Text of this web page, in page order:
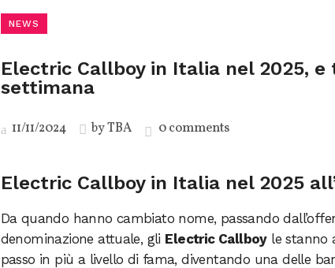
NEWS
Electric Callboy in Italia nel 2025,
settimana
11/11/2024 byTBA 0 comments
Electric Callboy in Italia nel 2025
Da quando hanno cambiato nome, passando
denominazione attuale, gli Electric Callboyle stanno
passo in più a livello di fama, diventando una delle